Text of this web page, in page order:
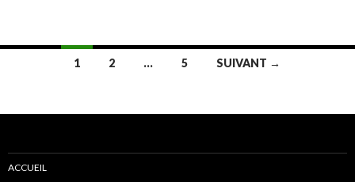
des
articles
1 2 … 5 SUIVANT →
ACCUEIL